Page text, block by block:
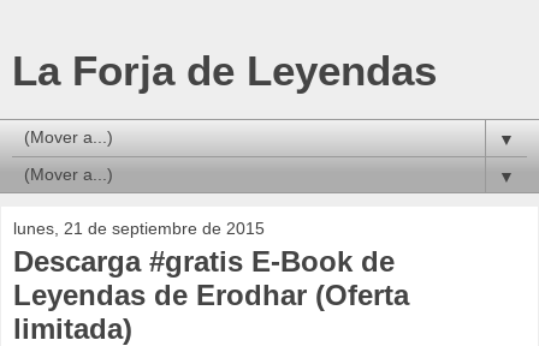
La Forja de Leyendas
▼
▼
lunes, 21 de septiembre de 2015
Descarga #gratis E-Book de
Leyendas de Erodhar (Oferta
limitada)